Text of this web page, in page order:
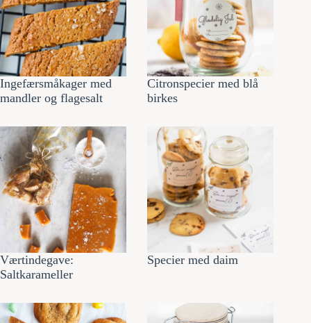
Ingefærsmåkager med
mandler og flagesalt
Citronspecier med blå
birkes
Værtindegave:
Saltkarameller
Specier med daim